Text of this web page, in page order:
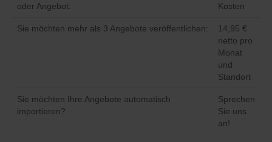
oder Angebot:
Kosten
Sie möchten mehr als 3 Angebote veröffentlichen:
14,95 €
netto pro
Monat
und
Standort
Sie möchten Ihre Angebote automatisch
importieren?
Sprechen
Sie uns
an!